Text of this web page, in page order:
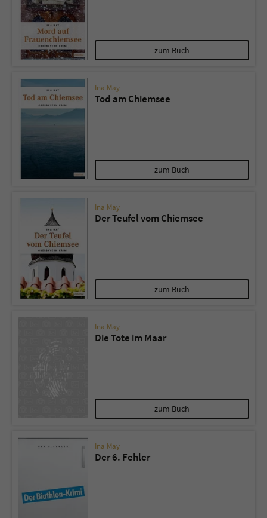
zum Buch
Ina May
Tod am Chiemsee
zum Buch
Ina May
Der Teufel vom Chiemsee
zum Buch
Ina May
Die Tote im Maar
zum Buch
Ina May
Der 6. Fehler